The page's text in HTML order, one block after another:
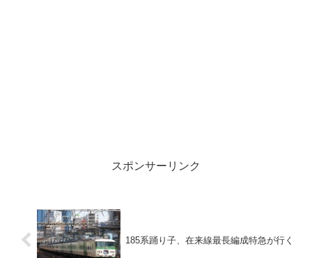
スポンサーリンク
185系踊り子、在来線最長編成特急が行く